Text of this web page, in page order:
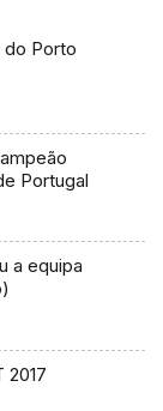
do Porto
Portugal
a equipa
2017